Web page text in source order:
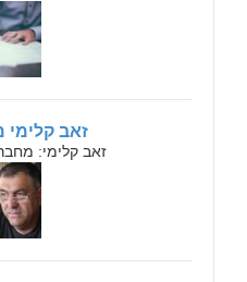
זאב
זאב קלימי: